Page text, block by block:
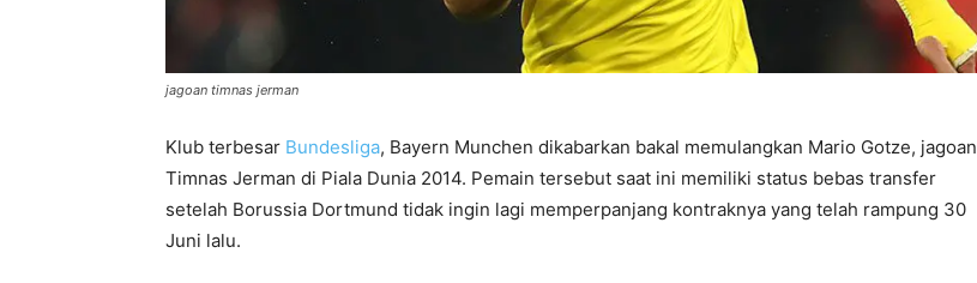
jagoan timnas jerman
Klub terbesar Bundesliga, Bayern Munchen dikabarkan bakal memulangkan Mario Gotze, jagoan
Timnas Jerman di Piala Dunia 2014. Pemain tersebut saat ini memiliki status bebas transfer
setelah Borussia Dortmund tidak ingin lagi memperpanjang kontraknya yang telah rampung 30
Juni lalu.